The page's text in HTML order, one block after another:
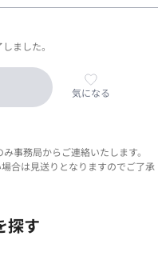
ました。
気になる
事務局からご連絡いたします。
合は見送りとなりますのでご了承
探す